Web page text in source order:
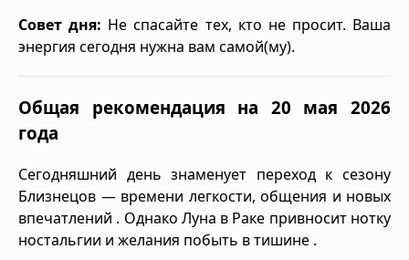
Совет дня: Не спасайте тех, кто не просит. Ваша
энергия сегодня нужна вам самой(му).
Общая рекомендация на 20 мая 2026
года
Сегодняшний день знаменует переход к сезону
Близнецов — времени легкости, общения и новых
впечатлений . Однако Луна в Раке привносит нотку
ностальгии и желания побыть в тишине .